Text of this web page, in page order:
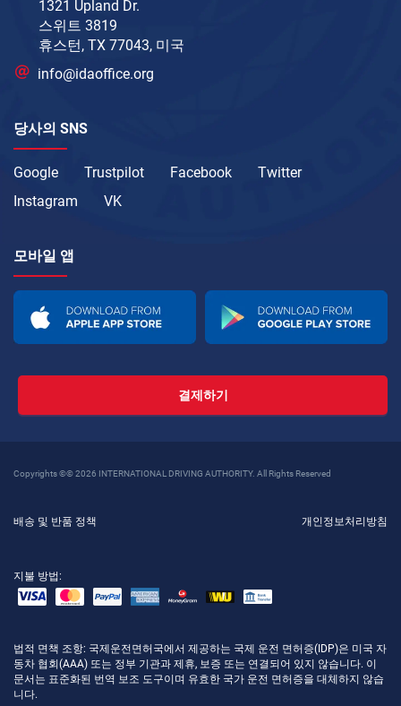
1321 Upland Dr.
스위트 3819
휴스턴, TX 77043, 미국
info@idaoffice.org
당사의 SNS
Google Trustpilot Facebook
Twitter
Instagram
VK
모바일 앱
결제하기
Copyrights ©© 2026 INTERNATIONAL DRIVING AUTHORITY. All Rights Reserved
배송 및 반품 정책 개인정보처리방침
지불 방법:
법적 면책 조항: 국제운전면허국에서 제공하는 국제 운전 면허증(IDP)은 미국 자
동차 협회(AAA) 또는 정부 기관과 제휴, 보증 또는 연결되어 있지 않습니다. 이
문서는 표준화된 번역 보조 도구이며 유효한 국가 운전 면허증을 대체하지 않습
니다.